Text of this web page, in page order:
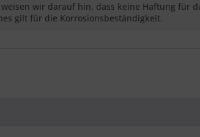
wir darauf hin, dass keine Haftung für
gilt für die Korrosionsbeständigkeit.